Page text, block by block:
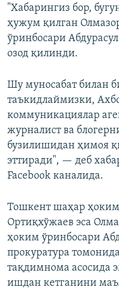
"Хабарингиз бор,
ҳужум қилган
ўринбосари
озод қилинди.
Шу муносабат билан
таъкидлаймизки,
коммуникациялар
журналист ва
бузилишидан ҳимоя
эттиради", — деб
Facebook каналида.
Тошкент шаҳар
Ортиқхўжаев эса
ҳоким ўринбосари
прокуратура
тақдимнома асосида
ишдан кетганини